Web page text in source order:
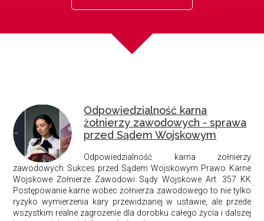
Odpowiedzialność karna
żołnierzy zawodowych - sprawa
przed Sądem Wojskowym
Odpowiedzialność karna żołnierzy
zawodowych Sukces przed Sądem Wojskowym Prawo Karne
Wojskowe Żołnierze Zawodowi Sądy Wojskowe Art. 357 KK
Postępowanie karne wobec żołnierza zawodowego to nie tylko
ryzyko wymierzenia kary przewidzianej w ustawie, ale przede
wszystkim realne zagrożenie dla dorobku całego życia i dalszej